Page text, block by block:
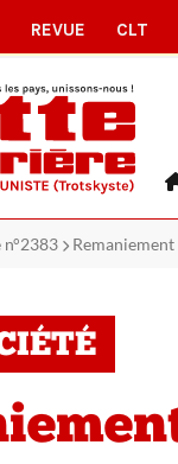
REVUE CLT